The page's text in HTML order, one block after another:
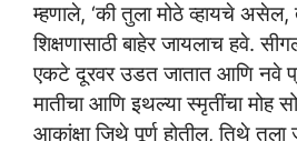
म्हणाले, ‘की तुला मोठे व्हायचे
शिक्षणासाठी बाहेर जायलाच हवे.
एकटे दूरवर उडत जातात आणि नवे
मातीचा आणि इथल्या स्मृतींचा मोह
आकांक्षा जिथे पूर्ण होतील, तिथे तुला